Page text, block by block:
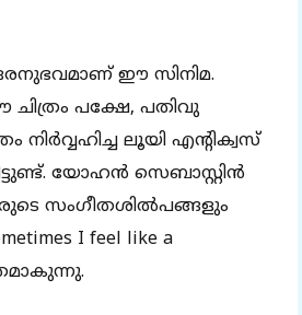
ഒരനുഭവമാണ് ഈ സിനിമ.
ചിത്രം പക്ഷേ, പതിവു
നിര്‍വ്വഹിച്ച ലൂയി എന്റിക്വസ്
യോഹന്‍ സെബാസ്റ്റിന്‍
സംഗീതശില്‍പങ്ങളും
I feel like a